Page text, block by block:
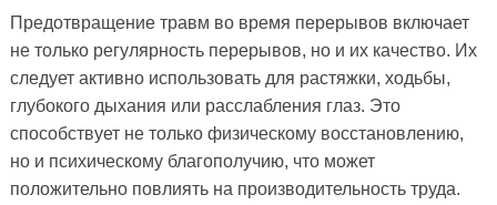
Предотвращение травм во время перерывов включает
не только регулярность перерывов, но и их качество. Их
следует активно использовать для растяжки, ходьбы,
глубокого дыхания или расслабления глаз. Это
способствует не только физическому восстановлению,
но и психическому благополучию, что может
положительно повлиять на производительность труда.